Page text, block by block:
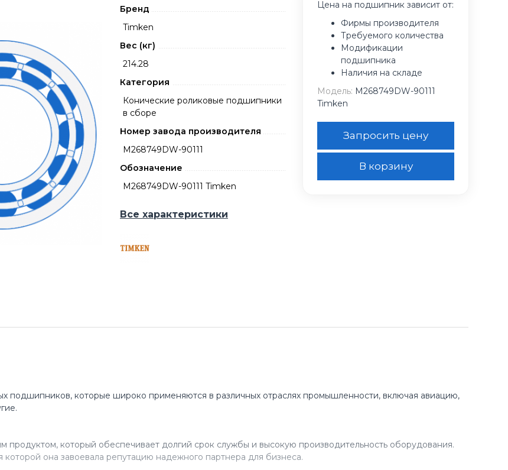
Бренд
Timken
Вес (кг)
214.28
Категория
Конические роликовые подшипники
в сборе
Номер завода производителя
M268749DW-90111
Обозначение
M268749DW-90111 Timken
Все характеристики
Цена на подшипник зависит от:
Фирмы производителя
Требуемого количества
Модификации
подшипника
Наличия на складе
Модель: M268749DW-90111
Timken
Запросить цену
В корзину
подшипников, которые широко применяются в различных отраслях промышленности, включая авиацию,
который обеспечивает долгий срок службы и высокую производительность оборудования.
она завоевала репутацию надежного партнера для бизнеса.